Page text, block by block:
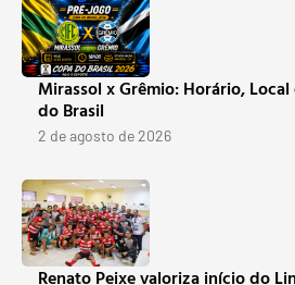
Mirassol x Grêmio: Horário, Local
do Brasil
2 de agosto de 2026
Renato Peixe valoriza início do